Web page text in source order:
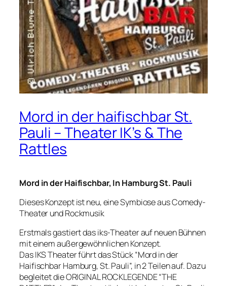
Mord in der haifischbar St.
Pauli – Theater IK’s & The
Rattles
Mord in der Haifischbar, In Hamburg St. Pauli
Dieses Konzept ist neu, eine Symbiose aus Comedy-
Theater und Rockmusik
Erstmals gastiert das iks-Theater auf neuen Bühnen
mit einem außergewöhnlichen Konzept.
Das IKS Theater führt das Stück “Mord in der
Haifischbar Hamburg, St. Pauli”, in 2 Teilen auf. Dazu
begleitet die ORIGINAL ROCKLEGENDE “THE